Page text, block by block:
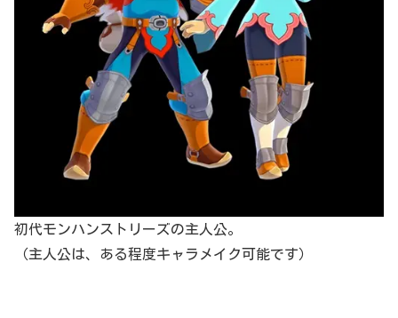
初代モンハンストリーズの主人公。
（主人公は、ある程度キャラメイク可能です）